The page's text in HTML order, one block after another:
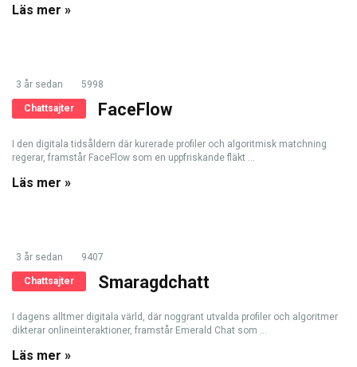
Läs mer »
3 år sedan 5998
Chattsajter FaceFlow
I den digitala tidsåldern där kurerade profiler och algoritmisk matchning
regerar, framstår FaceFlow som en uppfriskande fläkt ...
Läs mer »
3 år sedan 9407
Chattsajter Smaragdchatt
I dagens alltmer digitala värld, där noggrant utvalda profiler och algoritmer
dikterar onlineinteraktioner, framstår Emerald Chat som ...
Läs mer »